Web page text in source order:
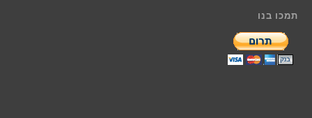
תמכו בנו